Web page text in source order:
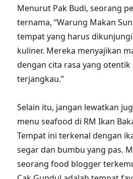
Menurut Pak Budi, seorang
ternama, “Warung Makan
tempat yang harus
kuliner. Mereka menyajikan
dengan cita rasa yang
terjangkau.”
Selain itu, jangan lewatkan
menu seafood di RM Ikan
Tempat ini terkenal dengan
segar dan bumbu yang pas.
seorang food blogger